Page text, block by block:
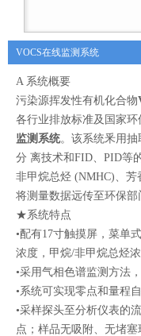
VOCS在线监测系统
A 系统概要
污染源挥发性有机化合物
各行业排放标准及国家
监测系统。该系统釆用
分 离技术和FID、PID等
非甲烷总烃 (NMHC)、
将测量数据远传至环保部
★系统特点
•配有17寸触摸屏，菜单
浓度，甲烷/非甲烷总烃
•采用气相色谱监测方法
•系统可实现零点和量程
•采样探头至分析仪表的
点；样品无吸附、无堵